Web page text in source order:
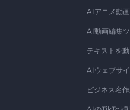
AIアニメ動
AI動画編集
テキストを
AIウェブサイ
ビジネス名